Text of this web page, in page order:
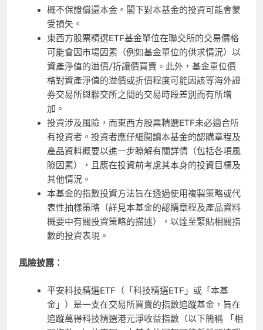
概不保證償還本金。閣下對本基金的投資可能會蒙
受損失。
東西方股票精選ETF基金單位在聯交所的交易價格
可能會因市場因素（例如基金單位的供求情況）以
資產淨值的溢價/折讓價買賣。此外，基金單位價
格對資產淨值的溢價或折價程度可能因該等海外證
券交易所與聯交所之間的交易時段差別而有所增
加。
投資涉及風險，而東西方股票精選ETF未必適合所
有投資者。投資者應仔細閱讀本基金的認購章程及
產品資料概要以進一步瞭解有關詳情（包括各項風
險因素），且應在投資前考慮其本身的投資目標及
其他情況。
本基金的指數投資方法旨在透過使用複製策略或代
表性抽樣策略（詳見本基金的認購章程及產品資料
概要中有關投資策略的描述），以達至緊貼相關指
數的投資表現。
風險披露：
平安科技精選ETF（「科技精選ETF」或「本基
金」）是一支在交易所買賣的指數追蹤基金，旨在
追蹤萬得科技精選港元淨收益指數（以下簡稱 「相